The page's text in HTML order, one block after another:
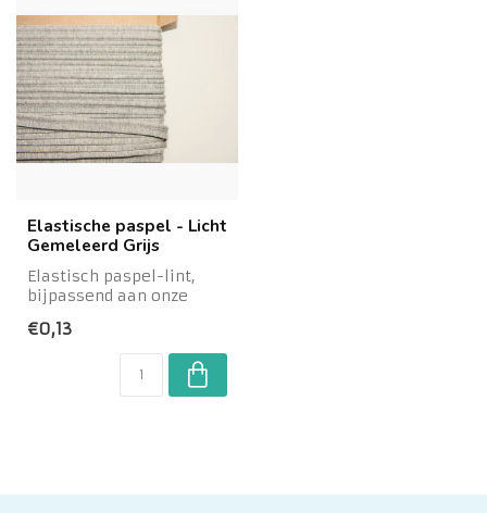
Elastische paspel - Licht
Gemeleerd Grijs
Elastisch paspel-lint,
bijpassend aan onze
biais. Ideaal om...
€0,13